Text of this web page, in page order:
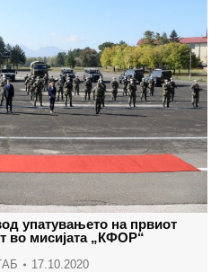
упатувањето на првиот
во мисијата „КФОР“
17.10.2020